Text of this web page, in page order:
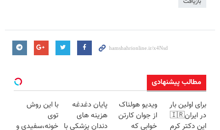
مطالب پیشنهادی
برای اولین بار
در ایران🇮🇷
این دکتر کرم
ویدیو هولناک
از جوان کارتن
خوابی که
پایان دغدغه
هزینه های
دندان پزشکی با
با این روش
توی
خونه،سفیدی و